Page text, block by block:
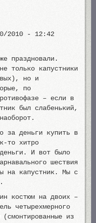
2010 - 12:42
праздновали.
только капустники
но и
по
– если в
был слабенький,
за деньги купить в
то хитро
И вот было
шествия
на капустник. Мы с
костюм на двоих –
четырехмерного
из